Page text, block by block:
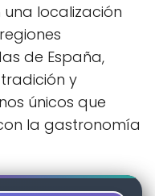
localización
de España,
y
únicos que
la gastronomía